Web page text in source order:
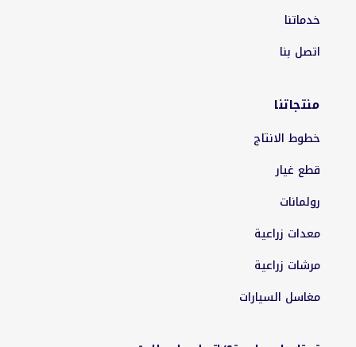
خدماتنا
اتصل بنا
منتجاتنا
خطوط الانتاج
قطع غيار
رولمانات
معدات زراعية
مرشات زراعية
مغاسل السيارات